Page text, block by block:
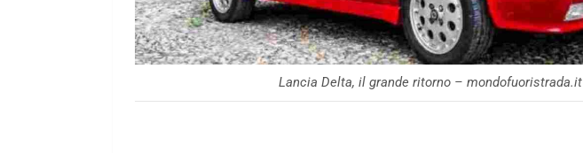
Lancia Delta, il grande ritorno – mondofuoristrada.it